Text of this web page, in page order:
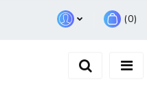
Zarejestruj się
(0)